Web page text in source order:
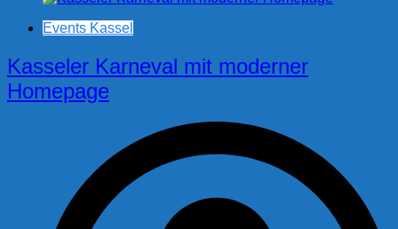
Events Kassel
Kasseler Karneval mit moderner
Homepage